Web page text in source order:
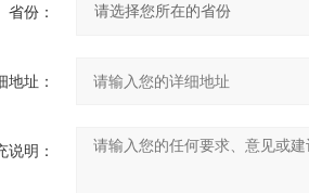
省份：
地址：
说明：